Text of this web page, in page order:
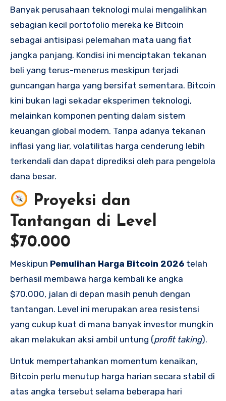
Banyak perusahaan teknologi mulai mengalihkan
sebagian kecil portofolio mereka ke Bitcoin
sebagai antisipasi pelemahan mata uang fiat
jangka panjang. Kondisi ini menciptakan tekanan
beli yang terus-menerus meskipun terjadi
guncangan harga yang bersifat sementara. Bitcoin
kini bukan lagi sekadar eksperimen teknologi,
melainkan komponen penting dalam sistem
keuangan global modern. Tanpa adanya tekanan
inflasi yang liar, volatilitas harga cenderung lebih
terkendali dan dapat diprediksi oleh para pengelola
dana besar.
Proyeksi dan
Tantangan di Level
$70.000
Meskipun Pemulihan Harga Bitcoin 2026 telah
berhasil membawa harga kembali ke angka
$70.000, jalan di depan masih penuh dengan
tantangan. Level ini merupakan area resistensi
yang cukup kuat di mana banyak investor mungkin
akan melakukan aksi ambil untung (profit taking).
Untuk mempertahankan momentum kenaikan,
Bitcoin perlu menutup harga harian secara stabil di
atas angka tersebut selama beberapa hari